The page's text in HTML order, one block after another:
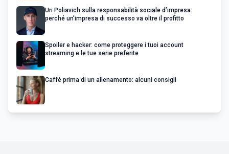
Uri Poliavich sulla responsabilità sociale d’impresa:
perché un’impresa di successo va oltre il profitto
Spoiler e hacker: come proteggere i tuoi account
streaming e le tue serie preferite
Caffè prima di un allenamento: alcuni consigli